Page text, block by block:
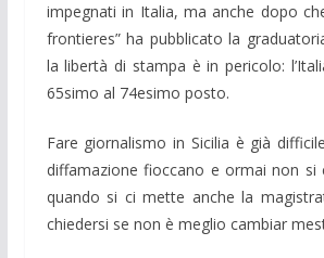
impegnati in Italia, ma anche dopo
frontieres” ha pubblicato la
la libertà di stampa è in pericolo:
65simo al 74esimo posto.
Fare giornalismo in Sicilia è già
diffamazione fioccano e ormai non si
quando si ci mette anche la
chiedersi se non è meglio cambiar